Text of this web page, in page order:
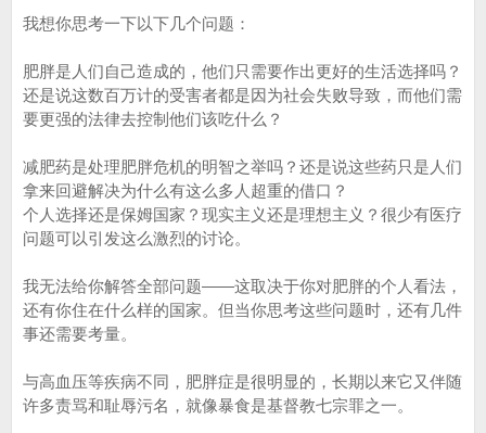
我想你思考一下以下几个问题：
肥胖是人们自己造成的，他们只需要作出更好的生活选择吗？
还是说这数百万计的受害者都是因为社会失败导致，而他们需
要更强的法律去控制他们该吃什么？
减肥药是处理肥胖危机的明智之举吗？还是说这些药只是人们
拿来回避解决为什么有这么多人超重的借口？
个人选择还是保姆国家？现实主义还是理想主义？很少有医疗
问题可以引发这么激烈的讨论。
我无法给你解答全部问题——这取决于你对肥胖的个人看法，
还有你住在什么样的国家。但当你思考这些问题时，还有几件
事还需要考量。
与高血压等疾病不同，肥胖症是很明显的，长期以来它又伴随
许多责骂和耻辱污名，就像暴食是基督教七宗罪之一。